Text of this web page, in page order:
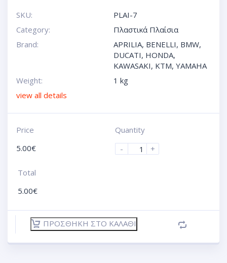
SKU:
PLAI-7
Category:
Πλαστικά Πλαίσια
Brand:
APRILIA, BENELLI, BMW,
DUCATI, HONDA,
KAWASAKI, KTM, YAMAHA
Weight:
1 kg
view all details
Price
5.00€
Quantity
-
+
Total
5.00€
ΠΡΟΣΘΉΚΗ ΣΤΟ ΚΑΛΆΘΙ